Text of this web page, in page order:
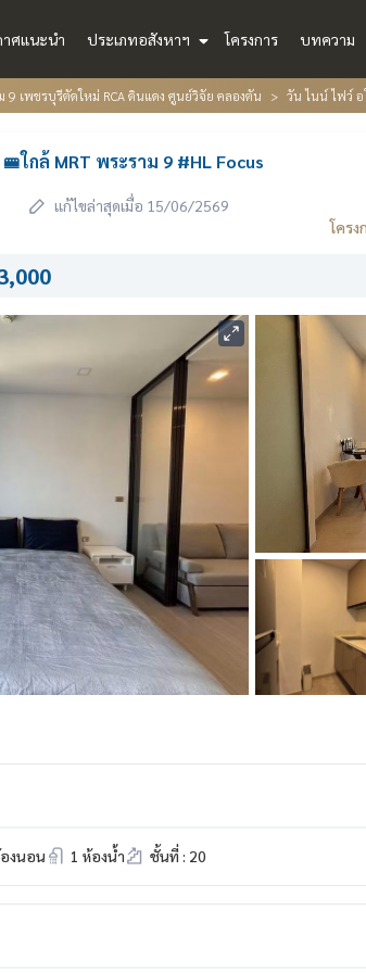
ศแนะนำ ประเภทอสังหาฯ โครงการ บทความ
9 เพชรบุรีตัดใหม่ RCA ดินแดง ศูนย์วิจัย คลองตัน วัน ไนน์ ไฟว์
ใกล้ MRT พระราม 9 #HL Focus
แก้ไขล่าสุดเมื่อ 15/06/2569
โคร
งนอน 1 ห้องน้ำ ชั้นที่ : 20